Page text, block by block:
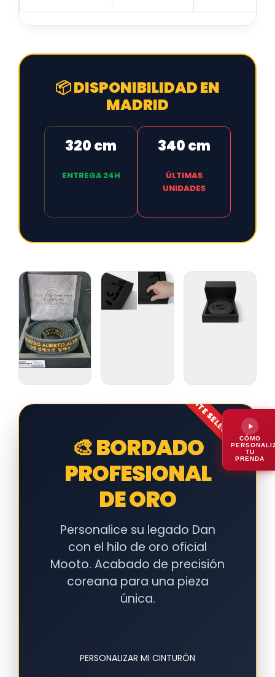
📦 DISPONIBILIDAD EN
MADRID
320 cm
ENTREGA 24H
340 cm
ÚLTIMAS
UNIDADES
🎨 BORDADO
PROFESIONAL
DE ORO
Personalice su legado Dan
con el hilo de oro oficial
Mooto. Acabado de precisión
coreana para una pieza
única.
PERSONALIZAR MI CINTURÓN
ELITE SELECTIONCÓMO
TU
PRENDA